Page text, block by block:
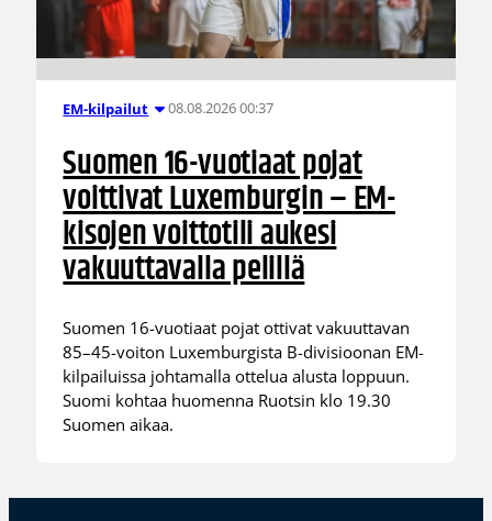
EM-kilpailut 08.08.2026 00:37
Suomen 16-vuotiaat pojat
voittivat Luxemburgin – EM-
kisojen voittotili aukesi
vakuuttavalla pelillä
Suomen 16-vuotiaat pojat ottivat vakuuttavan
85–45-voiton Luxemburgista B-divisioonan EM-
kilpailuissa johtamalla ottelua alusta loppuun.
Suomi kohtaa huomenna Ruotsin klo 19.30
Suomen aikaa.